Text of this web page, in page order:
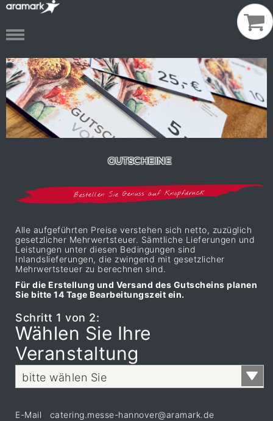
GUTSCHEINE
Bestellen Sie Genuss auf Knopfdruck
Alle aufgeführten Preise verstehen sich netto, zuzüglich
gesetzlicher Mehrwertsteuer. Sämtliche Lieferungen und
Leistungen unter diesen Bedingungen sind
Inlandslieferungen, die zwingend mit gesetzlicher
Mehrwertsteuer zu berechnen sind.
Für die Erstellung und Versand des Gutscheins planen
Sie bitte 14 Tage Bearbeitungszeit ein.
Schritt 1 von 2:
Wählen Sie Ihre
Veranstaltung
bitte wählen Sie
E-Mail catering.messe-hannover@aramark.de